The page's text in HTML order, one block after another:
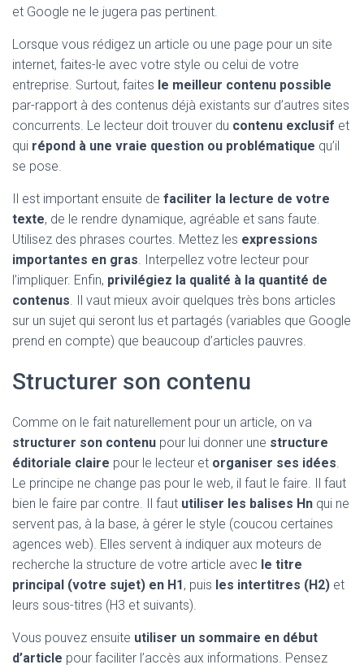
et Google ne le jugera pas pertinent.
Lorsque vous rédigez un article ou une page pour un site
internet, faites-le avec votre style ou celui de votre
entreprise. Surtout, faites le meilleur contenu possible
par-rapport à des contenus déjà existants sur d’autres sites
concurrents. Le lecteur doit trouver du contenu exclusif et
qui répond à une vraie question ou problématique qu’il
se pose.
Il est important ensuite de faciliter la lecture de votre
texte, de le rendre dynamique, agréable et sans faute.
Utilisez des phrases courtes. Mettez les expressions
importantes en gras . Interpellez votre lecteur pour
l’impliquer. Enfin, privilégiez la qualité à la quantité de
contenus . Il vaut mieux avoir quelques très bons articles
sur un sujet qui seront lus et partagés (variables que Google
prend en compte) que beaucoup d’articles pauvres.
Structurer son contenu
Comme on le fait naturellement pour un article, on va
structurer son contenu pour lui donner une structure
éditoriale claire pour le lecteur et organiser ses idées
Le principe ne change pas pour le web, il faut le faire. Il faut
bien le faire par contre. Il faut utiliser les balises Hn qui ne
servent pas, à la base, à gérer le style (coucou certaines
agences web). Elles servent à indiquer aux moteurs de
recherche la structure de votre article avec le titre
principal (votre sujet) en H1, puis les intertitres (H2) et
leurs sous-titres (H3 et suivants).
Vous pouvez ensuite utiliser un sommaire en début
d’article pour faciliter l’accès aux informations. Pensez